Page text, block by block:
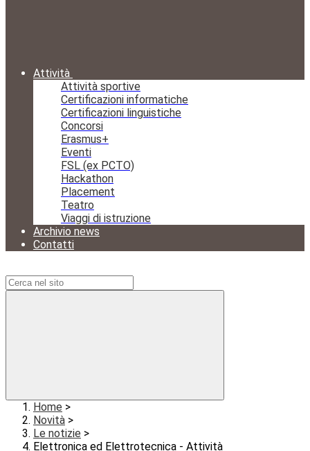
Attività
Attività sportive
Certificazioni informatiche
Certificazioni linguistiche
Concorsi
Erasmus+
Eventi
FSL (ex PCTO)
Hackathon
Placement
Teatro
Viaggi di istruzione
Archivio news
Contatti
Home >
Novità >
Le notizie >
Elettronica ed Elettrotecnica - Attività